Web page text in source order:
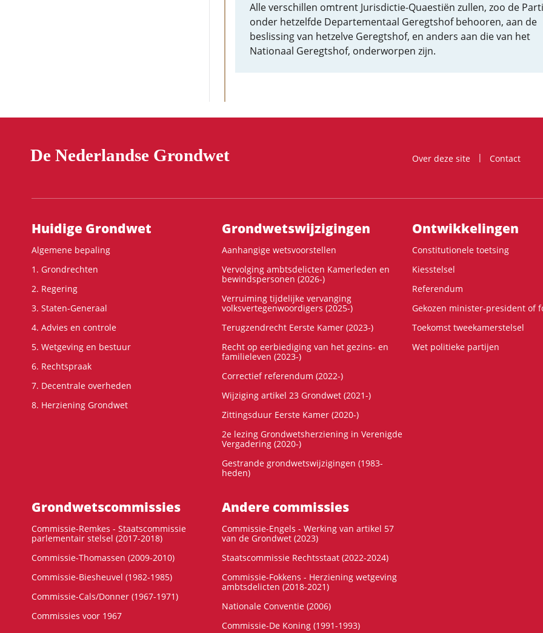
Alle verschillen omtrent Jurisdictie-Quaestiën zullen, zoo de
onder hetzelfde Departementaal Geregtshof behooren, aan de
beslissing van hetzelve Geregtshof, en anders aan die van het
Nationaal Geregtshof, onderworpen zijn.
De Nederlandse Grondwet Over deze site
Contact
Hoofdnavigatie
Huidige Grondwet
Algemene bepaling
1. Grondrechten
2. Regering
3. Staten-Generaal
4. Advies en controle
5. Wetgeving en bestuur
6. Rechtspraak
7. Decentrale overheden
8. Herziening Grondwet
Grondwets­wijzigingen
Aanhangige wetsvoorstellen
Vervolging ambtsdelicten Kamerleden en
bewindspersonen (2026-)
Verruiming tijdelijke vervanging
volksvertegenwoordigers (2025-)
Terugzendrecht Eerste Kamer (2023-)
Recht op eerbiediging van het gezins- en
familieleven (2023-)
Correctief referendum (2022-)
Wijziging artikel 23 Grondwet (2021-)
Zittingsduur Eerste Kamer (2020-)
2e lezing Grondwetsherziening in Verenigde
Vergadering (2020-)
Gestrande grondwetswijzigingen (1983-
heden)
Ontwikke­lingen
Constitutionele toetsing
Kiesstelsel
Referendum
Gekozen minister-president of
Toekomst tweekamerstelsel
Wet politieke partijen
Grondwets­commissies
Commissie-Remkes - Staatscommissie
parlementair stelsel (2017-2018)
Commissie-Thomassen (2009-2010)
Commissie-Biesheuvel (1982-1985)
Commissie-Cals/Donner (1967-1971)
Commissies voor 1967
Andere commissies
Commissie-Engels - Werking van artikel 57
van de Grondwet (2023)
Staatscommissie Rechtsstaat (2022-2024)
Commissie-Fokkens - Herziening wetgeving
ambtsdelicten (2018-2021)
Nationale Conventie (2006)
Commissie-De Koning (1991-1993)